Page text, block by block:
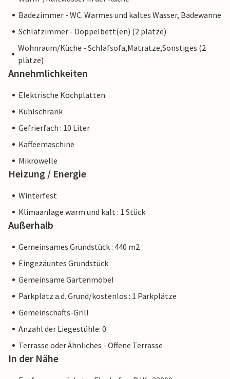
Badezimmer - WC. Warmes und kaltes Wasser, Badewanne
Schlafzimmer - Doppelbett(en) (2 plätze)
Wohnraum/Küche - Schlafsofa,Matratze,Sonstiges (2
plätze)
Annehmlichkeiten
Elektrische Kochplatten
Kühlschrank
Gefrierfach : 10 Liter
Kaffeemaschine
Mikrowelle
Heizung / Energie
Winterfest
Klimaanlage warm und kalt : 1 Stück
Außerhalb
Gemeinsames Grundstück : 440 m2
Eingezäuntes Grundstück
Gemeinsame Gartenmöbel
Parkplatz a.d. Grund/kostenlos : 1 Parkplätze
Gemeinschafts-Grill
Anzahl der Liegestühle: 0
Terrasse oder Ähnliches - Offene Terrasse
In der Nähe